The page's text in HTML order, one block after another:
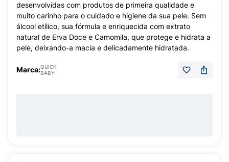
desenvolvidas com produtos de primeira qualidade e
muito carinho para o cuidado e higiene da sua pele. Sem
álcool etílico, sua fórmula e enriquecida com extrato
natural de Erva Doce e Camomila, que protege e hidrata a
pele, deixando-a macia e delicadamente hidratada.
Marca:QUICK
BABY